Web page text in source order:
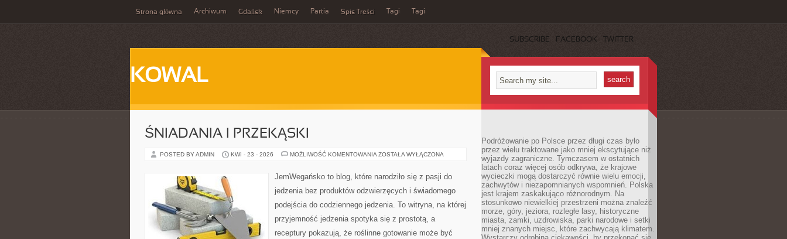
Strona główna Archiwum Gdańsk Niemcy Partia Spis Treści Tagi Tagi
SUBSCRIBE FACEBOOK TWITTER
KOWAL
ŚNIADANIA I PRZEKĄSKI
POSTED BY ADMIN KWI - 23 - 2026 MOŻLIWOŚĆ KOMENTOWANIA ŚNIADANIA
ZOSTAŁA WYŁĄCZONA
JemWegańsko to blog, które narodziło się z pasji do
jedzenia bez produktów odzwierzęcych i świadomego
podejścia do codziennego jedzenia. To witryna, na której
przyjemność jedzenia spotyka się z prostotą, a
receptury pokazują, że roślinne gotowanie może być
Podróżowanie po Polsce przez długi czas było
przez wielu traktowane jako mniej ekscytujące niż
wyjazdy zagraniczne. Tymczasem w ostatnich
latach coraz więcej osób odkrywa, że krajowe
wycieczki mogą dostarczyć równie wielu emocji,
zachwytów i niezapomnianych wspomnień. Polska
jest krajem zaskakująco różnorodnym. Na
stosunkowo niewielkiej przestrzeni można znaleźć
morze, góry, jeziora, rozległe lasy, historyczne
miasta, zamki, uzdrowiska, parki narodowe i setki
mniej znanych miejsc, które zachwycają klimatem.